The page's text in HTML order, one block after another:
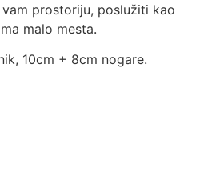
prostoriju, poslužiti kao
malo mesta.
10cm + 8cm nogare.